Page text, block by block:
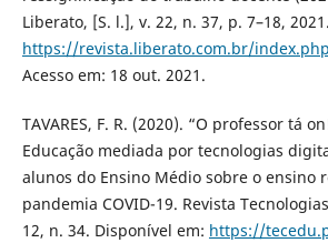
Liberato, [S. l.], v. 22, n. 37, p. 7–18,
https://revista.liberato.com.br/
Acesso em: 18 out. 2021.
TAVARES, F. R. (2020). “O professor tá
Educação mediada por tecnologias
alunos do Ensino Médio sobre o ensino
pandemia COVID-19. Revista
12, n. 34. Disponível em: https://